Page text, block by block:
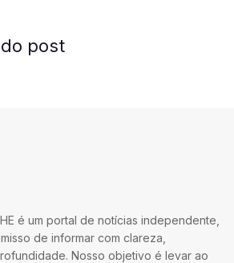
post
é um portal de notícias independente,
de informar com clareza,
Nosso objetivo é levar ao